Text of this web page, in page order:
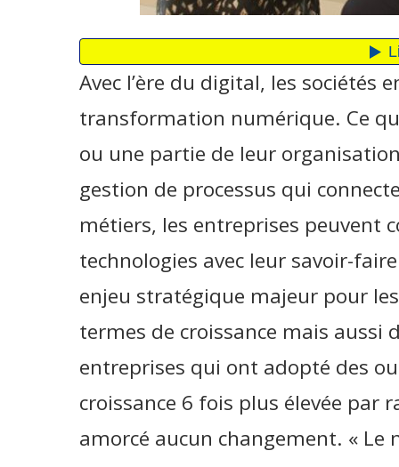
Avec l’ère du digital, les sociétés
transformation numérique. Ce
ou une partie de leur
gestion de processus qui
métiers, les entreprises peuvent
technologies avec leur savoir-
enjeu stratégique majeur pour
termes de croissance mais aussi
entreprises qui ont adopté des
croissance 6 fois plus élevée par
amorcé aucun changement. «